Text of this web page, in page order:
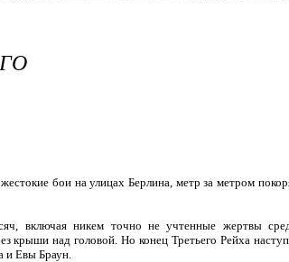
бои на улицах Берлина, метр за метром
включая никем точно не учтенные жертвы
крыши над головой. Но конец Третьего Рейха
и Евы Браун.